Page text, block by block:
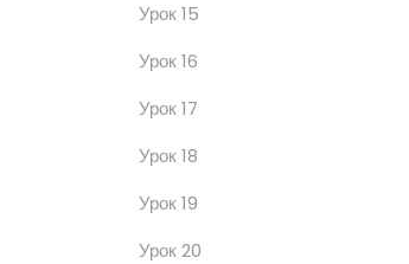
Урок 15
Урок 16
Урок 17
Урок 18
Урок 19
Урок 20